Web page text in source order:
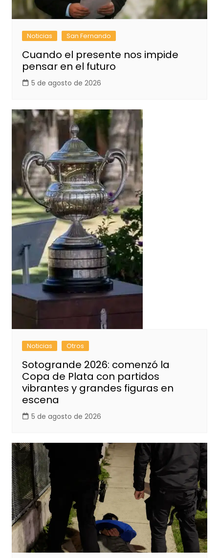
Noticias San Fernando
Cuando el presente nos impide
pensar en el futuro
5 de agosto de 2026
Noticias Otros
Sotogrande 2026: comenzó la
Copa de Plata con partidos
vibrantes y grandes figuras en
escena
5 de agosto de 2026